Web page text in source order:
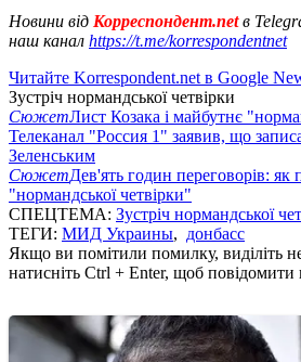
Новини від Корреспондент.netв
наш канал https://t.me/korrespondentnet
Читайте Korrespondent.net в Google
Зустріч нормандської четвірки
СюжетЛист Козака і майбутнє
Телеканал "Россия 1" заявив, що
Зеленським
СюжетДев'ять годин переговорів: як
"нормандської четвірки"
СПЕЦТЕМА: Зустріч нормандської
ТЕГИ: МИД Украины, донбасс
Якщо ви помітили помилку, виділіть
натисніть Ctrl + Enter, щоб повідомити